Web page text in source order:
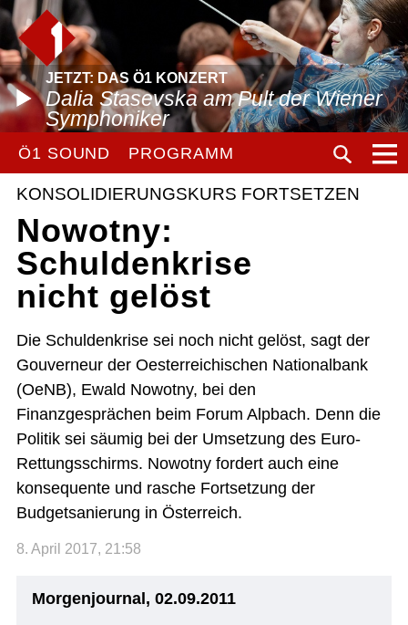
JETZT: DAS Ö1 KONZERT
Dalia Stasevska am Pult der Wiener
Symphoniker
Ö1 SOUND PROGRAMM
KONSOLIDIERUNGSKURS FORTSETZEN
Nowotny:
Schuldenkrise
nicht gelöst
Die Schuldenkrise sei noch nicht gelöst, sagt der
Gouverneur der Oesterreichischen Nationalbank
(OeNB), Ewald Nowotny, bei den
Finanzgesprächen beim Forum Alpbach. Denn die
Politik sei säumig bei der Umsetzung des Euro-
Rettungsschirms. Nowotny fordert auch eine
konsequente und rasche Fortsetzung der
Budgetsanierung in Österreich.
8. April 2017, 21:58
Morgenjournal, 02.09.2011